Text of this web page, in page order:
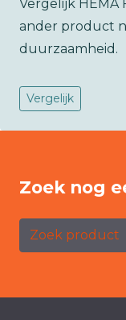
Vergelijk HEMA
ander product
duurzaamheid.
Vergelijk
Zoek nog
Zoek product